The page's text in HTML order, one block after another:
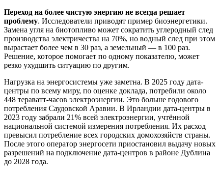
Переход на более чистую энергию не всегда решает
проблему. Исследователи приводят пример биоэнергетики.
Замена угля на биотопливо может сократить углеродный след
производства электричества на 70%, но водный след при этом
вырастает более чем в 30 раз, а земельный — в 100 раз.
Решение, которое помогает по одному показателю, может
резко ухудшить ситуацию по другим.
Нагрузка на энергосистемы уже заметна. В 2025 году дата-
центры по всему миру, по оценке доклада, потребили около
448 тераватт-часов электроэнергии. Это больше годового
потребления Саудовской Аравии. В Ирландии дата-центры в
2023 году забрали 21% всей электроэнергии, учтённой
национальной системой измерения потребления. Их расход
превысил потребление всех городских домохозяйств страны.
После этого оператор энергосети приостановил выдачу новых
разрешений на подключение дата-центров в районе Дублина
до 2028 года.